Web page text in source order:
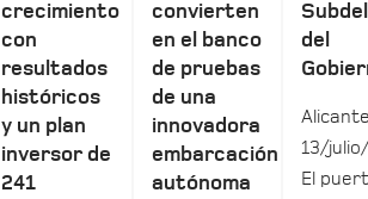
crecimiento
con
resultados
históricos
y un plan
inversor de
241
convierten
en el banco
de pruebas
de una
innovadora
embarcación
autónoma
del
13/
El